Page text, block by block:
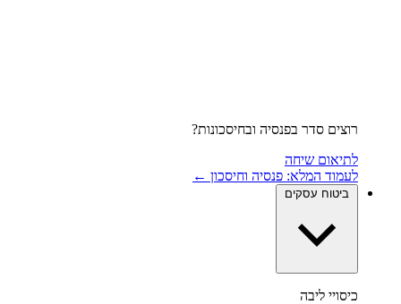
רוצים סדר בפנסיה ובחיסכונות?
לתיאום שיחה
לעמוד המלא: פנסיה וחיסכון ←
ביטוח עסקים
כיסויי ליבה